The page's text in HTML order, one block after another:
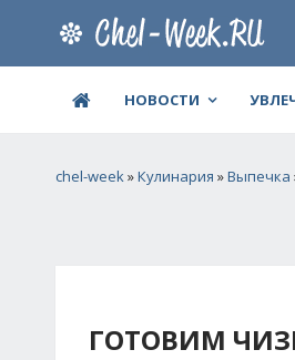
НОВОСТИ
chel-week»Кулинария »Выпечка
ГОТОВИМ